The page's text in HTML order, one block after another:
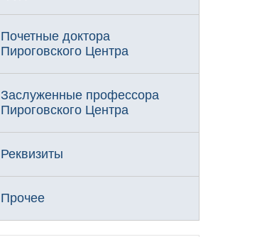
Почетные доктора
Пироговского Центра
Заслуженные профессора
Пироговского Центра
Реквизиты
Прочее